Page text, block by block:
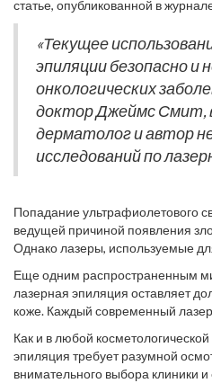
органы и тем более на ДНК
статье, опубликованной в
косметологии, учёные подробно
воздействия лазера на здоровые
научные работы и
поддаваться панике из-за мифов.
«Текущее
эпиляции безопасно и
онкологических
доктор Джеймс Смит,
дерматолог и автор
исследований по
Попадание ультрафиолетового
ведущей причиной появления
Однако лазеры, используемые
они принадлежат к другому
переживает по поводу возможных
совет: выберите опытного
оборудование, используемое в
Еще одним распространенным
лазерная эпиляция оставляет
коже. Каждый современный
минимизировать любые риски
пациентов подтверждают лишь
небольшой дискомфорт, который
Как и в любой
эпиляция требует разумной
внимательного выбора клиники